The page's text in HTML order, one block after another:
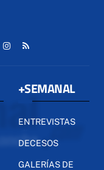
+SEMANAL
ENTREVISTAS
DECESOS
GALERÍAS DE